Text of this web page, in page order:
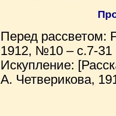
Перед рассветом:
1912, №10 – с.7-31
Искупление:
А. Четверикова,